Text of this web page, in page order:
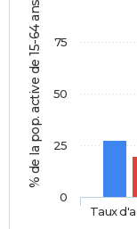
% de la pop. active de 15-64 ans
Taux
0
25
50
75